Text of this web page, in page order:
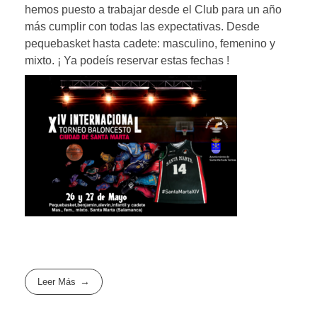
hemos puesto a trabajar desde el Club para un año
más cumplir con todas las expectativas. Desde
pequebasket hasta cadete: masculino, femenino y
mixto. ¡ Ya podeís reservar estas fechas !
Leer Más